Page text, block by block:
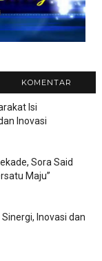
KOMENTAR
Isi
Inovasi
Sora Said
Maju”
Inovasi dan